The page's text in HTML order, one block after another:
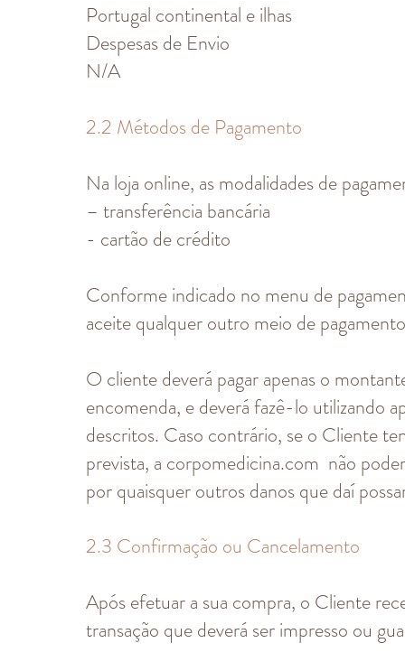
Portugal continental e ilhas
Despesas de Envio
N/A
2.2 Métodos de Pagamento
Na loja online, as modalidades de
– transferência bancária
- cartão de crédito
Conforme indicado no menu de
aceite qualquer outro meio de
O cliente deverá pagar apenas o
encomenda, e deverá fazê-lo utilizando
descritos. Caso contrário, se o Cliente
prevista, a corpomedicina.com não
por quaisquer outros danos que daí
2.3 Confirmação ou Cancelamento
Após efetuar a sua compra, o Cliente
transação que deverá ser impresso ou